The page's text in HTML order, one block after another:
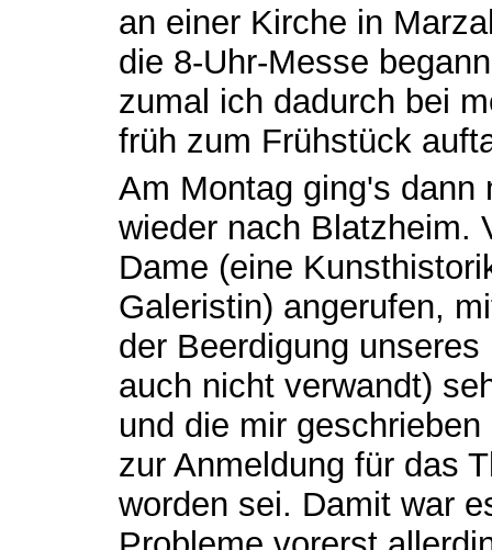
an einer Kirche in
die 8-Uhr-Messe
zumal ich dadurch bei
früh zum Frühstück
Am Montag ging's dann
wieder nach Blatzheim.
Dame (eine
Galeristin) angerufen,
der Beerdigung
auch nicht verwandt)
und die mir
zur Anmeldung für das
worden sei. Damit war